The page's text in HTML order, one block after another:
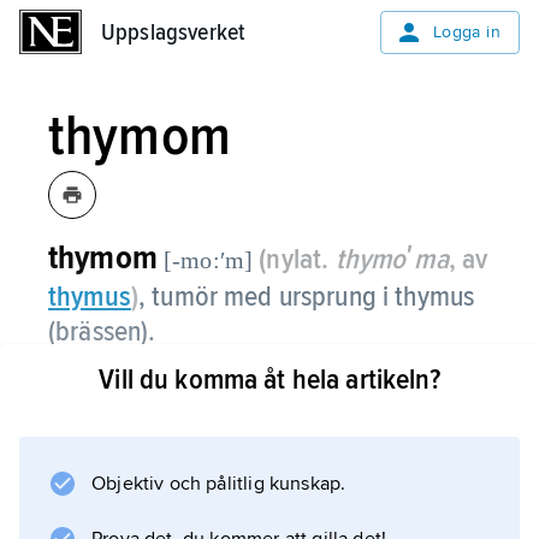
Uppslagsverket Logga in
thymom
thymom [-mo:ʹm] (nylat. thymoʹma, av
thymus), tumör med ursprung i thymus
(brässen).
Thymom har oftast en komplex
finns med varierande kliniska egenskaper.
Vill du komma åt hela artikeln?
Objektiv och pålitlig kunskap.